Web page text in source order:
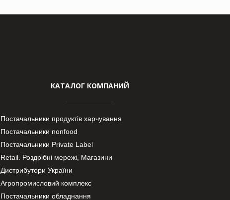
КАТАЛОГ КОМПАНИЙ
Постачальники продуктів харчування
Постачальники nonfood
Постачальники Private Label
Retail. Роздрібні мережі, Магазини
Дистрибутори України
Агропромисловий комплекс
Постачальники обладнання